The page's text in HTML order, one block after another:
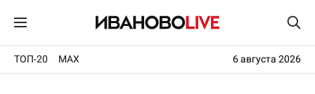
ТОП-20 MAX 6 августа 2026